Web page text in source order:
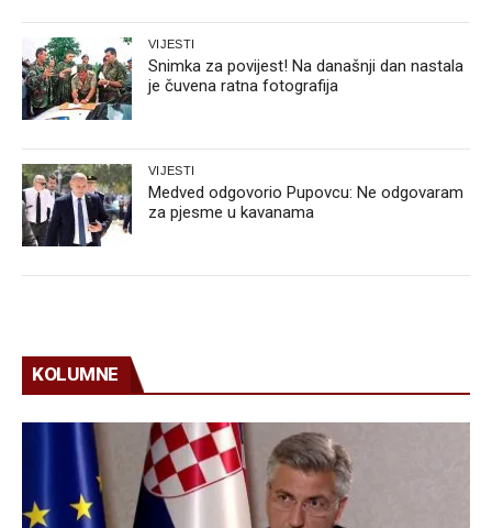
VIJESTI
Snimka za povijest! Na današnji dan nastala
je čuvena ratna fotografija
VIJESTI
Medved odgovorio Pupovcu: Ne odgovaram
za pjesme u kavanama
KOLUMNE